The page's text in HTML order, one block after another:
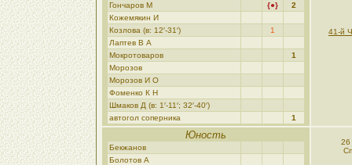
Гончаров М
{●}
2
Кожемякин И
Козлова (в: 12′-31′)
1
Лаптев В А
Мокротоваров
1
Морозoв
Морозов И О
Фоменко К Н
Шмаков Д (в: 1′-11′; 32′-40′)
автогол соперника
1
41-й
Юность
Бекжанов
Болотов A
26